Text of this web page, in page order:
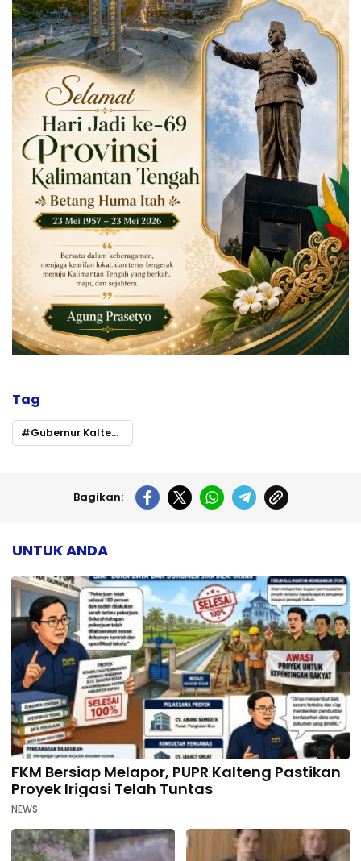
Tag
Gubernur Kalteng Optimistis Kontingen Pesparawi Siap Tampil di Ajang Nasional 2026
Bagikan:
UNTUK ANDA
FKM Bersiap Melapor, PUPR Kalteng Pastikan
Proyek Irigasi Telah Tuntas
NEWS